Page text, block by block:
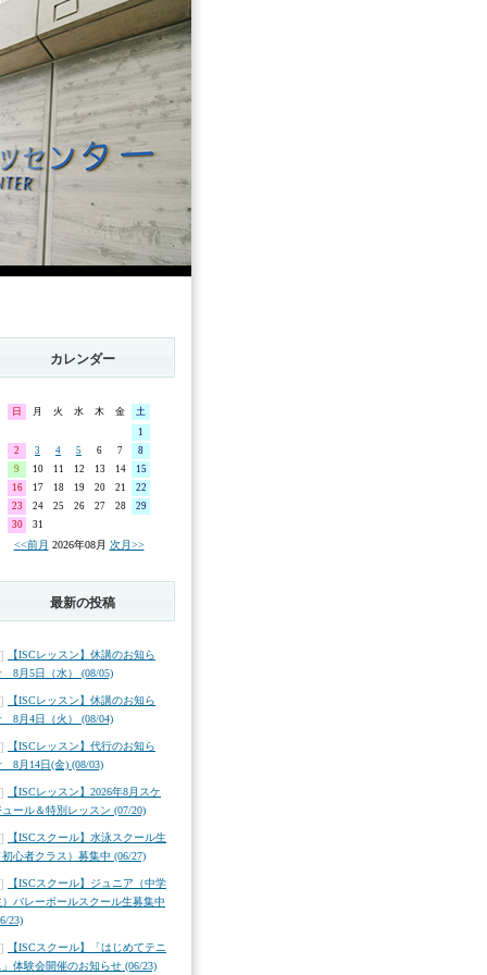
カレンダー
日 月 火 水 木 金
土
1
2
3 4 5 6 7
8
9
10 11 12 13 14
15
16
17 18 19 20 21
22
23
24 25 26 27 28
29
30
31
<<前月 2026年08月 次月>>
最新の投稿
【ISCレッスン】休講のお知ら
8月5日（水） (08/05)
【ISCレッスン】休講のお知ら
8月4日（火） (08/04)
【ISCレッスン】代行のお知ら
8月14日(金) (08/03)
【ISCレッスン】2026年8月スケ
ュール＆特別レッスン (07/20)
【ISCスクール】水泳スクール生
初心者クラス）募集中 (06/27)
【ISCスクール】ジュニア（中学
）バレーボールスクール生募集中
23)
【ISCスクール】「はじめてテニ
」体験会開催のお知らせ (06/23)